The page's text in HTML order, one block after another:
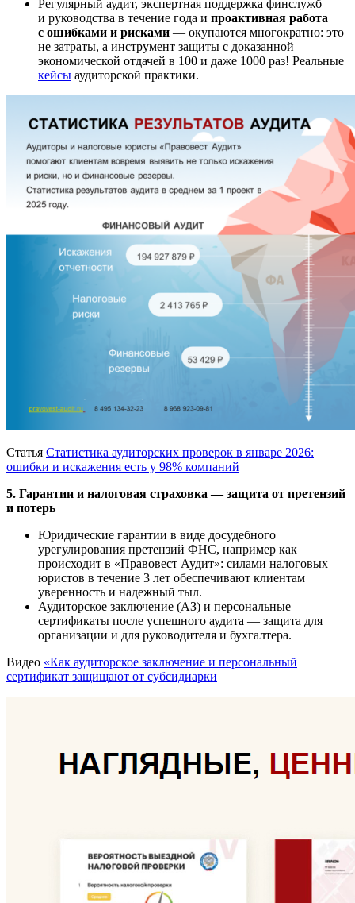
Регулярный аудит, экспертная поддержка финслужб
и руководства в течение года и проактивная работа
с ошибками и рисками — окупаются многократно: это
не затраты, а инструмент защиты с доказанной
экономической отдачей в 100 и даже 1000 раз! Реальные
кейсы аудиторской практики.
Статья Статистика аудиторских проверок в январе 2026:
ошибки и искажения есть у 98% компаний
5. Гарантии и налоговая страховка — защита от претензий
и потерь
Юридические гарантии в виде досудебного
урегулирования претензий ФНС, например как
происходит в «Правовест Аудит»: силами налоговых
юристов в течение 3 лет обеспечивают клиентам
уверенность и надежный тыл.
Аудиторское заключение (АЗ) и персональные
сертификаты после успешного аудита — защита для
организации и для руководителя и бухгалтера.
Видео «Как аудиторское заключение и персональный
сертификат защищают от субсидиарки